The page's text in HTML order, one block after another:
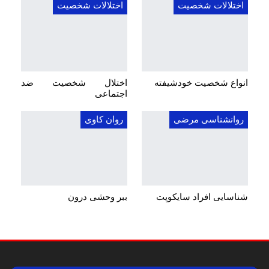
اختلالات شخصیت
انواع شخصیت خودشیفته
اختلالات شخصیت
اختلال شخصیت ضد
اجتماعی
روانشناسی مرضی
شناسایی افراد سایکوپت
روان کاوی
ببر وحشی درون